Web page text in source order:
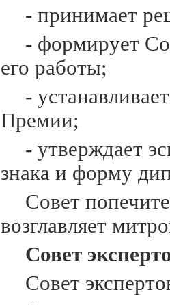
- принимает
- формирует
его работы;
-
Премии;
- утверждает
знака и форму
Совет
возглавляет
Совет
Совет